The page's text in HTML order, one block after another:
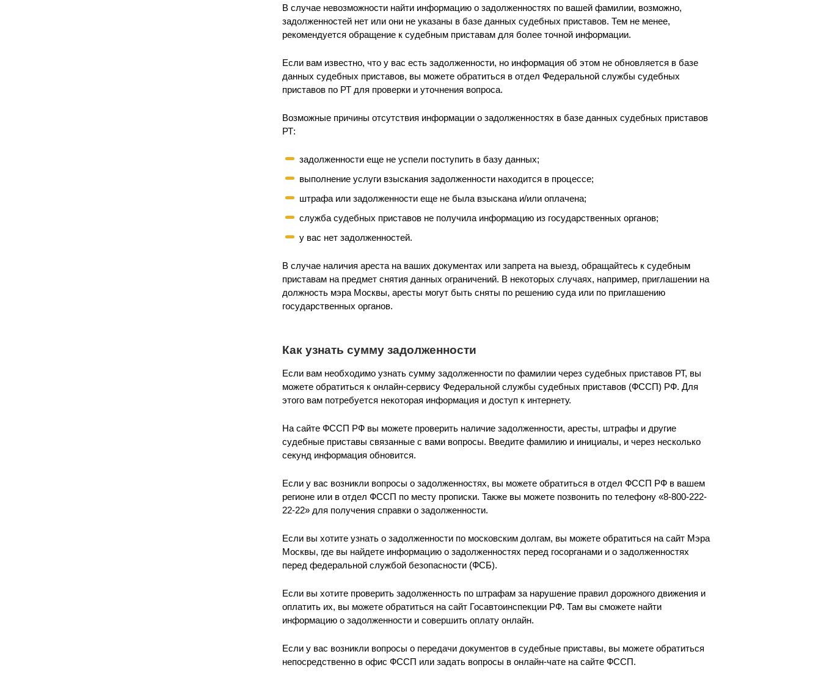
В случае невозможности найти информацию о задолженностях по вашей фамилии, возможно,
задолженностей нет или они не указаны в базе данных судебных приставов. Тем не менее,
рекомендуется обращение к судебным приставам для более точной информации.
Если вам известно, что у вас есть задолженности, но информация об этом не обновляется в базе
данных судебных приставов, вы можете обратиться в отдел Федеральной службы судебных
приставов по РТ для проверки и уточнения вопроса.
Возможные причины отсутствия информации о задолженностях в базе данных судебных приставов
РТ:
задолженности еще не успели поступить в базу данных;
выполнение услуги взыскания задолженности находится в процессе;
штрафа или задолженности еще не была взыскана и/или оплачена;
служба судебных приставов не получила информацию из государственных органов;
у вас нет задолженностей.
В случае наличия ареста на ваших документах или запрета на выезд, обращайтесь к судебным
приставам на предмет снятия данных ограничений. В некоторых случаях, например, приглашении на
должность мэра Москвы, аресты могут быть сняты по решению суда или по приглашению
государственных органов.
Как узнать сумму задолженности
Если вам необходимо узнать сумму задолженности по фамилии через судебных приставов РТ, вы
можете обратиться к онлайн-сервису Федеральной службы судебных приставов (ФССП) РФ. Для
этого вам потребуется некоторая информация и доступ к интернету.
На сайте ФССП РФ вы можете проверить наличие задолженности, аресты, штрафы и другие
судебные приставы связанные с вами вопросы. Введите фамилию и инициалы, и через несколько
секунд информация обновится.
Если у вас возникли вопросы о задолженностях, вы можете обратиться в отдел ФССП РФ в вашем
регионе или в отдел ФССП по месту прописки. Также вы можете позвонить по телефону «8-800-222-
22-22» для получения справки о задолженности.
Если вы хотите узнать о задолженности по московским долгам, вы можете обратиться на сайт Мэра
Москвы, где вы найдете информацию о задолженностях перед госорганами и о задолженностях
перед федеральной службой безопасности (ФСБ).
Если вы хотите проверить задолженность по штрафам за нарушение правил дорожного движения и
оплатить их, вы можете обратиться на сайт Госавтоинспекции РФ. Там вы сможете найти
информацию о задолженности и совершить оплату онлайн.
Если у вас возникли вопросы о передачи документов в судебные приставы, вы можете обратиться
непосредственно в офис ФССП или задать вопросы в онлайн-чате на сайте ФССП.